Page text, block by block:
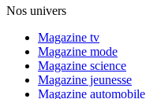
Nos univers
Magazine tv
Magazine mode
Magazine science
Magazine jeunesse
Magazine automobile